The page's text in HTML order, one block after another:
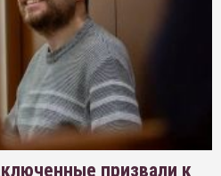
призвали к